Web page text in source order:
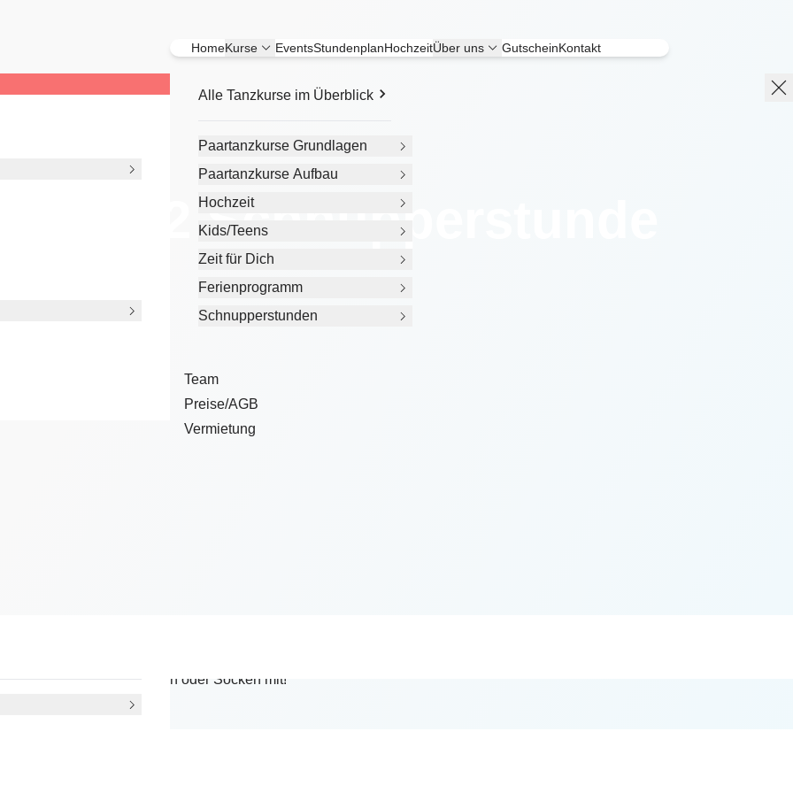
HomeKurse EventsStundenplanHochzeitÜber uns GutscheinKontakt
Alle Tanzkurse im Überblick
Paartanzkurse Grundlagen
Paartanzkurse Aufbau
Hochzeit
Kids/Teens
Zeit für Dich
Ferienprogramm
Schnupperstunden
Team
Preise/AGB
Vermietung
Level 2 Schnupperstunde
bring Turnschläppchen oder Socken mit!